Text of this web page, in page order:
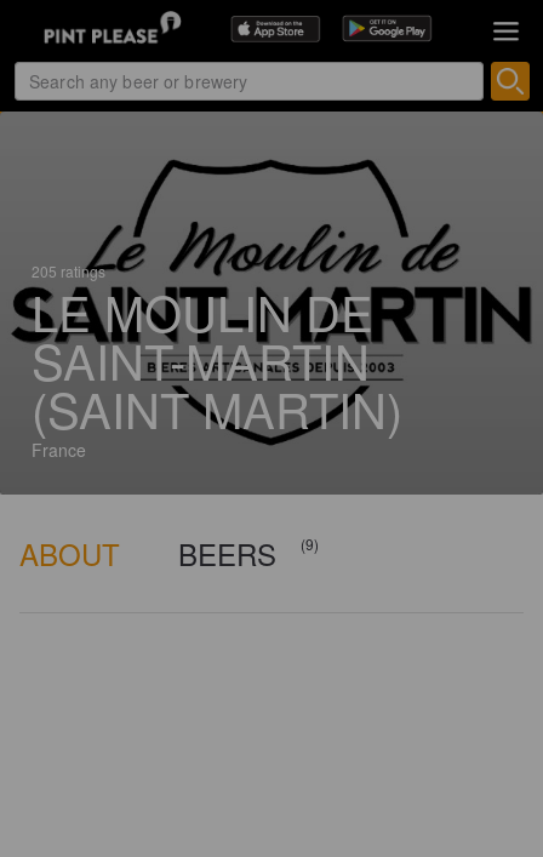
205 ratings
LE MOULIN DE
SAINT-MARTIN
(SAINT MARTIN)
France
ABOUT BEERS (9)